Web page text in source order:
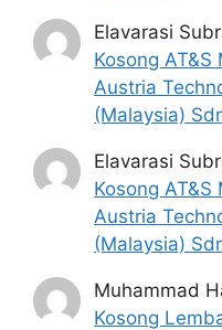
Elavarasi
Kosong AT&S
Austria
(Malaysia)
Elavarasi
Kosong AT&S
Austria
(Malaysia)
Muhammad
Kosong